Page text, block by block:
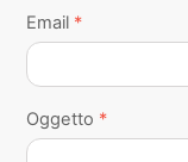
Email *
Oggetto *